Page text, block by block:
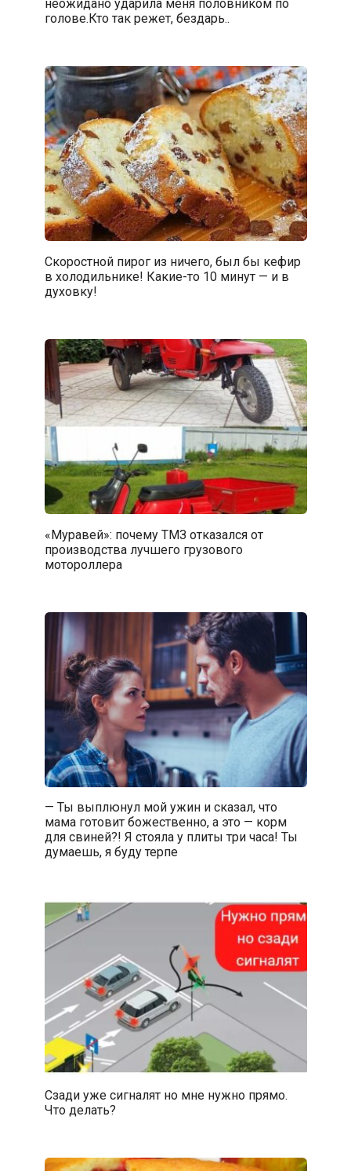
неожидано ударила меня половником по
голове.Кто так режет, бездарь..
Скоростной пирог из ничего, был бы кефир
в холодильнике! Какие-то 10 минут — и в
духовку!
«Муравей»: почему ТМЗ отказался от
производства лучшего грузового
мотороллера
— Ты выплюнул мой ужин и сказал, что
мама готовит божественно, а это — корм
для свиней?! Я стояла у плиты три часа! Ты
думаешь, я буду терпе
Сзади уже сигналят но мне нужно прямо.
Что делать?